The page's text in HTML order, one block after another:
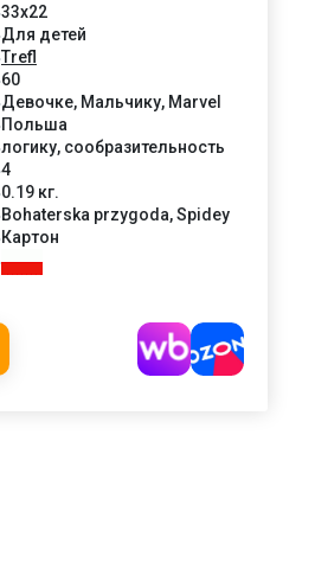
33x22
Для детей
Trefl
60
Девочке, Мальчику, Marvel
Польша
логику, сообразительность
4
0.19 кг.
Bohaterska przygoda, Spidey
Картон